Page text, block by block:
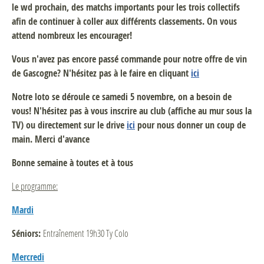
le wd prochain, des matchs importants pour les trois collectifs
afin de continuer à coller aux différents classements. On vous
attend nombreux les encourager!
Vous n'avez pas encore passé commande pour notre offre de vin
de Gascogne? N'hésitez pas à le faire en cliquant ici
Notre loto se déroule ce samedi 5 novembre, on a besoin de
vous! N'hésitez pas à vous inscrire au club (affiche au mur sous la
TV) ou directement sur le drive ici pour nous donner un coup de
main. Merci d'avance
Bonne semaine à toutes et à tous
Le programme:
Mardi
Séniors: Entraînement 19h30 Ty Colo
Mercredi